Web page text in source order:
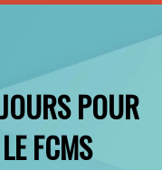
POUR
FCMS